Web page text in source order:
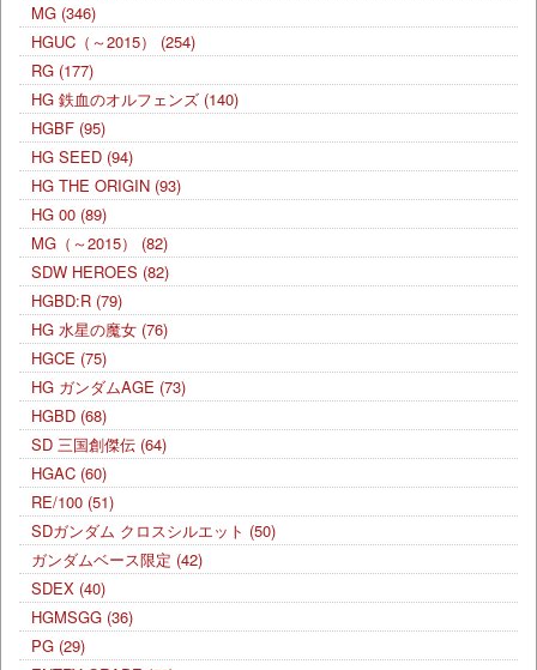
MG (346)
HGUC（～2015）
(254)
RG (177)
HG 鉄血のオルフェンズ (140)
HGBF (95)
HG SEED (94)
HG THE ORIGIN (93)
HG 00 (89)
MG（～2015）
(82)
SDW HEROES (82)
HGBD:R (79)
HG 水星の魔女 (76)
HGCE (75)
HG ガンダムAGE (73)
HGBD (68)
SD 三国創傑伝 (64)
HGAC (60)
RE/100 (51)
SDガンダム クロスシルエット (50)
ガンダムベース限定 (42)
SDEX (40)
HGMSGG (36)
PG (29)